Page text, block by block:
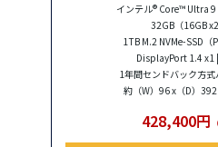
インテル® Core™ Ultra
32GB（16GB
1TB M.2 NVMe-SSD（
DisplayPort 1.4 x1
1年間センドバック方
約（W）96 x（D）
428,400円